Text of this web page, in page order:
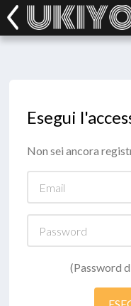
Esegui
Non sei ancora
(Password